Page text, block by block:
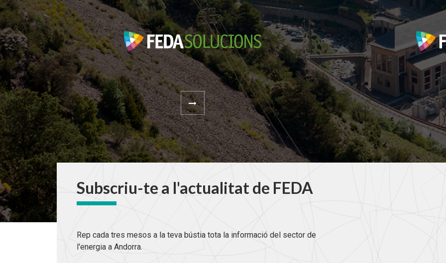
Subscriu-te a l'actualitat de FEDA
Rep cada tres mesos a la teva bústia tota la informació del sector de
l'energia a Andorra.